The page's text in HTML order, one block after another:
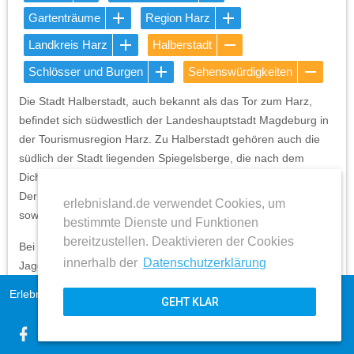
erlebnisland.de verwendet Cookies, um
bestimmte Dienste und Funktionen
bereitzustellen. Deaktivieren der Cookies
innerhalb der Datenschutzerklärung
GEHT KLAR
Gartenträume
Region Harz
Landkreis Harz
Halberstadt
Schlösser und Burgen
Sehenswürdigkeiten
Die Stadt Halberstadt, auch bekannt als das Tor zum Harz,
befindet sich südwestlich der Landeshauptstadt Magdeburg in
der Tourismusregion Harz. Zu Halberstadt gehören auch die
südlich der Stadt liegenden Spiegelsberge, die nach dem
Dichter Ernst Ludwig Christoph von Spiegel benannt wurden.
Der Dichter ist maßgeblich für die Aufforstung der Hügelkette
sowie dem Bau des Jagdschlosses verantwortlich.
Bei dem Jagdschloss Spiegelsberge handelt es sich um ein als
Jagdschloss eingerichtetes Gebäude, welches heute als
Jahren 1780 bis 1782 im Zuge der Errichtung eines
geschweifte Giebel und im südlichen Teil führt eine Freitreppe
Erlebnisland Sachsen-Anhalt
AGB